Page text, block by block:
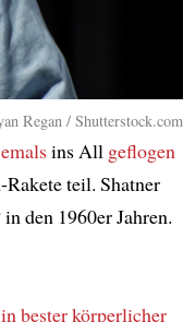
Regan / Shutterstock.com
ins All geflogen
teil. Shatner
in den 1960er Jahren.
in bester körperlicher